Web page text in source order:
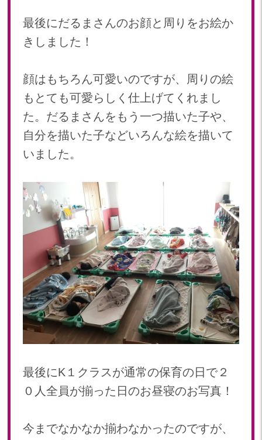
最後にだるまさんのお顔と周りをお絵か
きしました！
顔はもちろん可愛いのですが、周りの絵
もとても可愛らしく仕上げてくれまし
た。だるまさんをもう一つ描いた子や、
自分を描いた子などいろんな絵を描いて
いました。
最後にK１クラスが通常の保育の日で２
０人全員が揃った日のお昼寝のお写真！
今までなかなか揃わなかったのですが、